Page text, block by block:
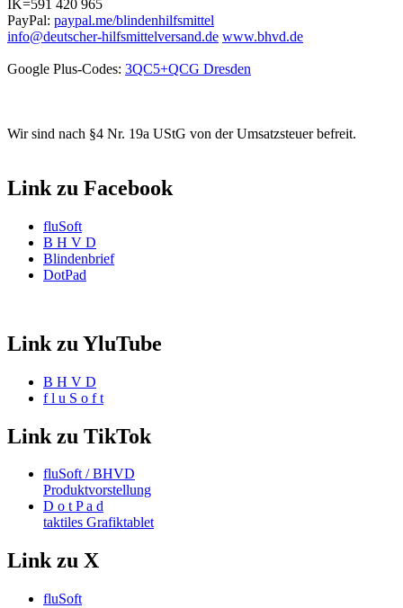
IK=591 420 965
PayPal: paypal.me/blindenhilfsmittel
info@deutscher-hilfsmittelversand.de www.bhvd.de
Google Plus-Codes: 3QC5+QCG Dresden
Wir sind nach §4 Nr. 19a UStG von der Umsatzsteuer befreit.
Link zu Facebook
fluSoft
B H V D
Blindenbrief
DotPad
Link zu YluTube
B H V D
f l u S o f t
Link zu TikTok
fluSoft / BHVD
Produktvorstellung
D o t P a d
taktiles Grafiktablet
Link zu X
fluSoft